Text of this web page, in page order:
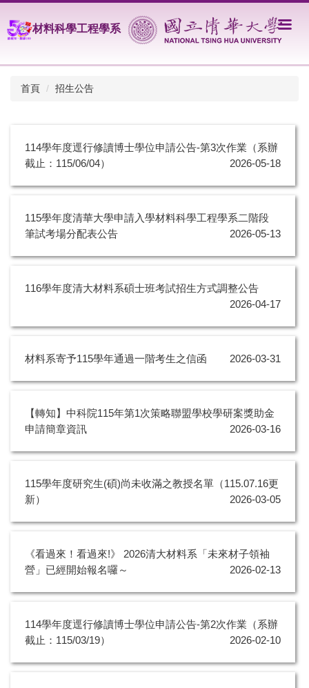
到
主
內
材料科學工程學系
首頁 招生公告
114學年度逕行修讀博士學位申請公告-第3次作業（系辦
截止：115/06/04）
2026-05-18
115學年度清華大學申請入學材料科學工程學系二階段
筆試考場分配表公告
2026-05-13
116學年度清大材料系碩士班考試招生方式調整公告
2026-04-17
材料系寄予115學年通過一階考生之信函 2026-03-31
【轉知】中科院115年第1次策略聯盟學校學研案獎助金
申請簡章資訊
2026-03-16
115學年度研究生(碩)尚未收滿之教授名單（115.07.16更
新）
2026-03-05
《看過來！看過來!》 2026清大材料系「未來材子領袖
營」已經開始報名囉～
2026-02-13
114學年度逕行修讀博士學位申請公告-第2次作業（系辦
截止：115/03/19）
2026-02-10